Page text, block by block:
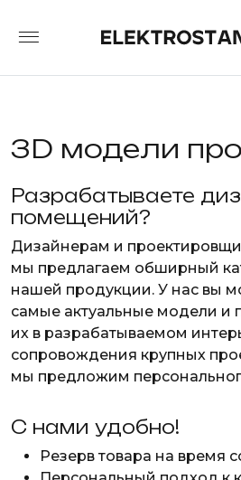
3D модели
Разрабатываете
помещений?
Дизайнерам и
мы предлагаем обширный
нашей продукции. У нас вы
самые актуальные модели и
их в разрабатываемом
сопровождения крупных
мы предложим
С нами удобно!
Резерв товара на время